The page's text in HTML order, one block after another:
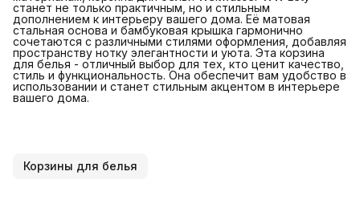
станет не только практичным, но и стильным
дополнением к интерьеру вашего дома. Её матовая
стальная основа и бамбуковая крышка гармонично
сочетаются с различными стилями оформления, добавляя
пространству нотку элегантности и уюта. Эта корзина
для белья - отличный выбор для тех, кто ценит качество,
стиль и функциональность. Она обеспечит вам удобство в
использовании и станет стильным акцентом в интерьере
вашего дома.
Корзины для белья